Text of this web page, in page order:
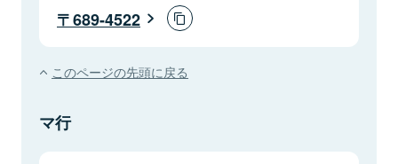
689-4522
このページの先頭に戻る
マ行